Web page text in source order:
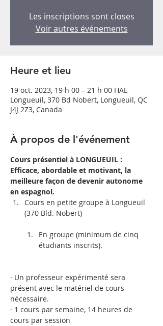
Les inscriptions sont closes
Voir autres événements
Heure et lieu
19 oct. 2023, 19 h 00 – 21 h 00 HAE
Longueuil, 370 Bd Nobert, Longueuil, QC
J4J 2Z3, Canada
À propos de l'événement
Cours présentiel à LONGUEUIL :
Efficace, abordable et motivant, la
meilleure façon de devenir autonome
en espagnol.
Cours en petite groupe à Longueuil
(370 Bld. Nobert)
En groupe (minimum de cinq
étudiants inscrits).
· Un professeur expérimenté sera
présent avec le matériel de cours
nécessaire.
· 1 cours par semaine, 14 heures de
cours par session